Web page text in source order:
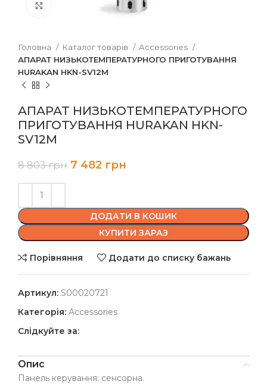
Клацніть, щоб збільшити
Головна Каталог товарів
Accessories
АПАРАТ НИЗЬКОТЕМПЕРАТУРНОГО ПРИГОТУВАННЯ
HURAKAN HKN-SV12M
АПАРАТ НИЗЬКОТЕМПЕРАТУРНОГО
ПРИГОТУВАННЯ HURAKAN HKN-
SV12M
8 803грн 7 482 грн
ДОДАТИ В КОШИК
КУПИТИ ЗАРАЗ
Порівняння Додати до списку бажань
Артикул: S00020721
Категорія: Accessories
Слідкуйте за:
Опис
Панель керування: сенсорна.